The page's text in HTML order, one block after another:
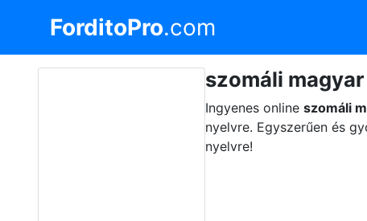
ForditoPro.com
szomáli
Ingyenes onlineszomáli
nyelvre. Egyszerűen és
nyelvre!